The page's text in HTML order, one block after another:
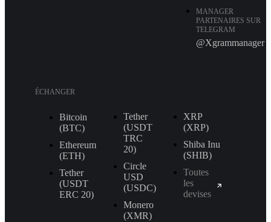
MANAGER
PARTENAIRES SUR
TELEGRAM
@Xgrammanager
ÉCHANGER
Bitcoin
(BTC)
Ethereum
(ETH)
Tether
(USDT
ERС 20)
Tether
(USDT
TRС
20)
Circle
USD
(USDC)
Monero
(XMR)
XRP
(XRP)
Shiba Inu
(SHIB)
Toutes
les
devises